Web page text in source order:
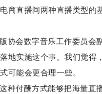
商直播间两种直播类型
协会数字音乐工作委员会
地实施这个事。我们觉
可能会更合理一些。
种付酬方式能够把海量直